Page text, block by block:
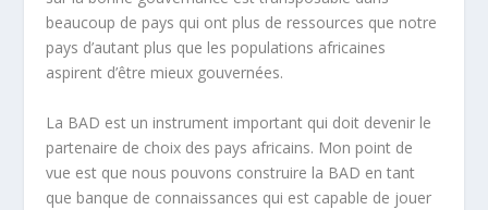
beaucoup de pays qui ont plus de ressources que notre
pays d’autant plus que les populations africaines
aspirent d’être mieux gouvernées.
La BAD est un instrument important qui doit devenir le
partenaire de choix des pays africains. Mon point de
vue est que nous pouvons construire la BAD en tant
que banque de connaissances qui est capable de jouer